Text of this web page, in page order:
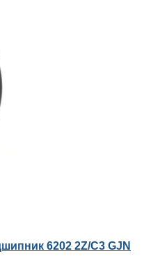
6202 2Z/C3 GJN